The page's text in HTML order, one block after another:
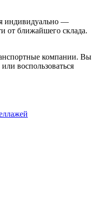
индивидуально —
от ближайшего склада.
компании. Вы
воспользоваться